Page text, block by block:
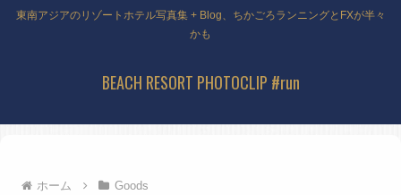
東南アジアのリゾートホテル写真集 + Blog、ちかごろランニングとFXが半々
かも
BEACH RESORT PHOTOCLIP #run
ホーム Goods